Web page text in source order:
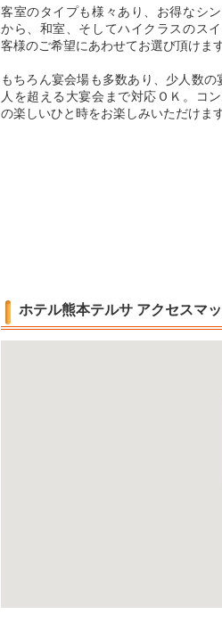
客室のタイプも様々あり、お得なシ
から、和室、そしてハイクラスのス
客様のご希望にあわせてお選び頂けます
もちろん宴会場も多数あり、少人数の
人を超える大宴会まで対応ＯＫ。コ
の楽しいひと時をお楽しみいただけます
ホテル熊本テルサ アクセスマ